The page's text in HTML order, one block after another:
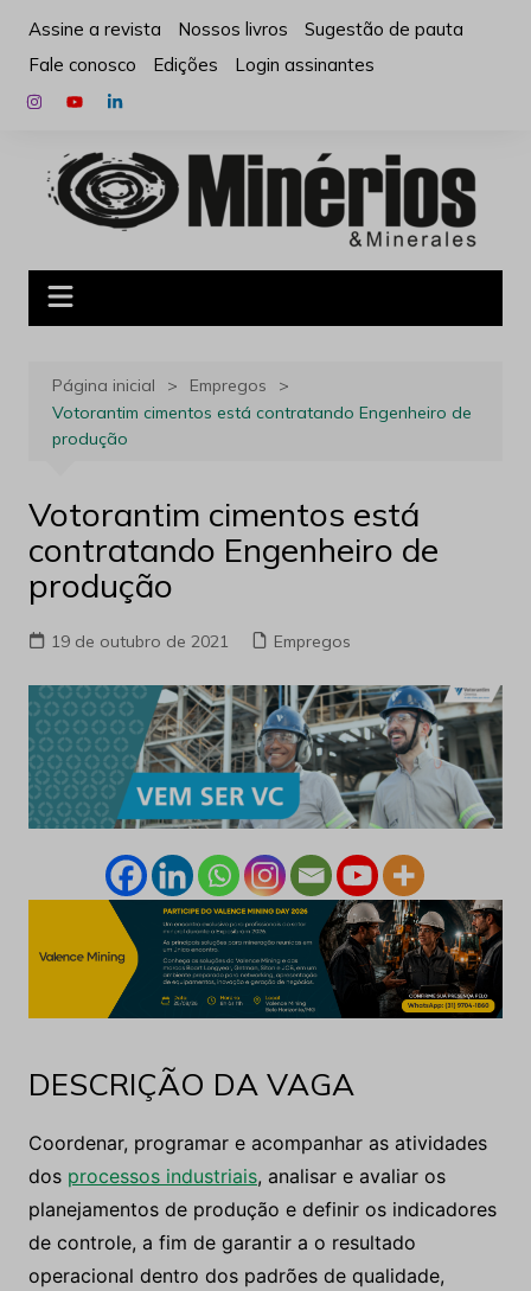
para
conteúdo
Assine a revista Nossos livros
Sugestão de pauta
Fale conosco
Edições Login assinantes
Página inicial
Empregos
Votorantim cimentos está contratando Engenheiro de
produção
Votorantim cimentos está
contratando Engenheiro de
produção
19 de outubro de 2021 Empregos
DESCRIÇÃO DA VAGA
Coordenar, programar e acompanhar as atividades
dos processos industriais, analisar e avaliar os
planejamentos de produção e definir os indicadores
de controle, a fim de garantir a o resultado
operacional dentro dos padrões de qualidade,